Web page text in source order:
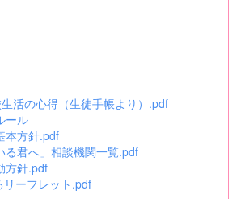
活の心得（生徒手帳より）.pdf
ール
本方針.pdf
る君へ」相談機関一覧.pdf
方針.pdf
ーフレット.pdf